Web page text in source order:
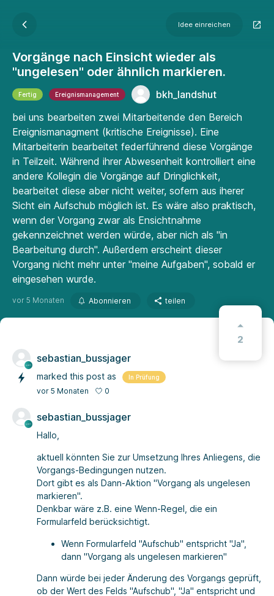
Idee einreichen
Vorgänge nach Einsicht wieder als
"ungelesen" oder ähnlich markieren.
Fertig Ereignismanagement
bkh_landshut
bei uns bearbeiten zwei Mitarbeitende den Bereich
Ereignismanagment (kritische Ereignisse). Eine
Mitarbeiterin bearbeitet federführend diese Vorgänge
in Teilzeit. Während ihrer Abwesenheit kontrolliert eine
andere Kollegin die Vorgänge auf Dringlichkeit,
bearbeitet diese aber nicht weiter, sofern aus iherer
Sicht ein Aufschub möglich ist. Es wäre also praktisch,
wenn der Vorgang zwar als Ensichtnahme
gekennzeichnet werden würde, aber nich als "in
Bearbeitung durch". Außerdem erscheint dieser
Vorgang nicht mehr unter "meine Aufgaben", sobald er
eingesehen wurde.
vor 5 Monaten Abonnieren teilen
2
sebastian_bussjager
marked this post as In Prüfung
vor 5 Monaten 0
sebastian_bussjager
Hallo,
aktuell könnten Sie zur Umsetzung Ihres Anliegens, die
Vorgangs-Bedingungen nutzen.
Dort gibt es als Dann-Aktion "Vorgang als ungelesen
markieren".
Denkbar wäre z.B. eine Wenn-Regel, die ein
Formularfeld berücksichtigt.
Wenn Formularfeld "Aufschub" entspricht "Ja",
dann "Vorgang als ungelesen markieren"
Dann würde bei jeder Änderung des Vorgangs geprüft,
ob der Wert des Felds "Aufschub", "Ja" entspricht und